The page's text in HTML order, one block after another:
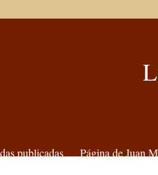
publicadas Página de Juan